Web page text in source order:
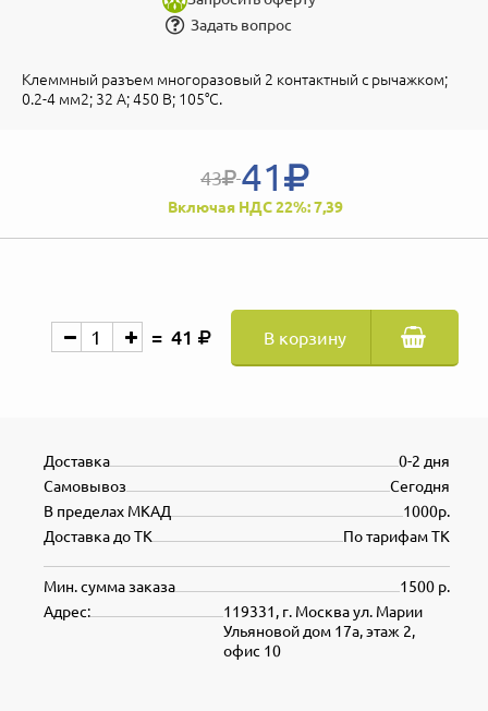
Задать вопрос
Клеммный разъем многоразовый 2 контактный с рычажком;
0.2-4 мм2; 32 А; 450 В; 105°C.
43 41
Включая НДС 22%: 7,39
41 В корзину
0-2 дня
Доставка
Сегодня
Самовывоз
1000р.
В пределах МКАД
По тарифам ТК
Доставка до ТК
1500 р.
Мин. сумма заказа
119331, г. Москва ул. Марии
Ульяновой дом 17а, этаж 2,
офис 10
Адрес: